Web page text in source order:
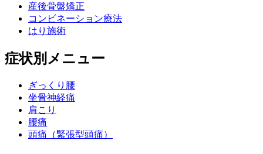
産後骨盤矯正
コンビネーション療法
はり施術
症状別メニュー
ぎっくり腰
坐骨神経痛
肩こり
腰痛
頭痛（緊張型頭痛）